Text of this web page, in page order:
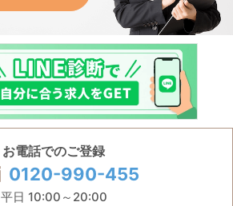
お電話でのご登録
0120-990-455
平日 10:00～20:00